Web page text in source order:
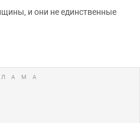
и они не единственные